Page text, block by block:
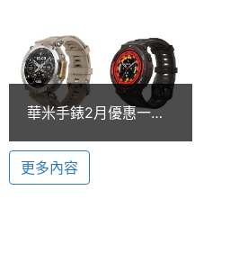
光學感測器，具備全天候心率
指數以及 PAI 健康評估系統，
標評估身體狀態；擁有雙頻六
海拔高度和運動路線的坡度，潛
下導航和探索。
顯示螢幕
主螢幕
尺寸
1.39 inch
主螢幕
解析度
454x454 pixels
華米手錶2月優惠一次
Active Edge一起買更
划算
更多內容